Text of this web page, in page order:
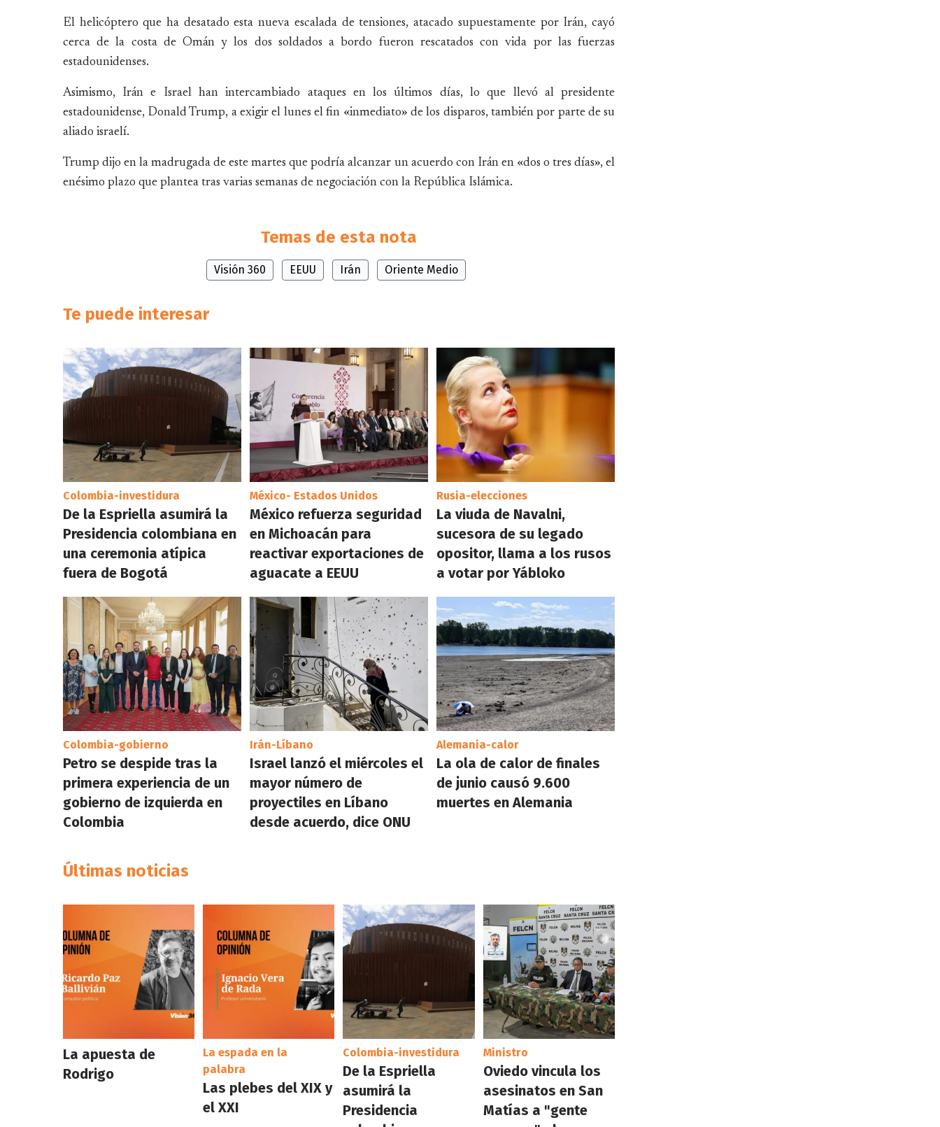
El helicóptero que ha desatado esta nueva escalada de tensiones, atacado supuestamente por Irán, cayó
cerca de la costa de Omán y los dos soldados a bordo fueron rescatados con vida por las fuerzas
estadounidenses.
Asimismo, Irán e Israel han intercambiado ataques en los últimos días, lo que llevó al presidente
estadounidense, Donald Trump, a exigir el lunes el fin «inmediato» de los disparos, también por parte de su
aliado israelí.
Trump dijo en la madrugada de este martes que podría alcanzar un acuerdo con Irán en «dos o tres días», el
enésimo plazo que plantea tras varias semanas de negociación con la República Islámica.
Temas de esta nota
Visión 360 EEUU Irán Oriente Medio
Te puede interesar
Colombia-investidura
De la Espriella asumirá la
Presidencia colombiana en
una ceremonia atípica
fuera de Bogotá
México- Estados Unidos
México refuerza seguridad
en Michoacán para
reactivar exportaciones de
aguacate a EEUU
Rusia-elecciones
La viuda de Navalni,
sucesora de su legado
opositor, llama a los rusos
a votar por Yábloko
Colombia-gobierno
Petro se despide tras la
primera experiencia de un
gobierno de izquierda en
Colombia
Irán-Líbano
Israel lanzó el miércoles el
mayor número de
proyectiles en Líbano
desde acuerdo, dice ONU
Alemania-calor
La ola de calor de finales
de junio causó 9.600
muertes en Alemania
Últimas noticias
La apuesta de
Rodrigo
La espada en la
palabra
Las plebes del XIX y
el XXI
Colombia-investidura
De la Espriella
asumirá la
Presidencia
Ministro
Oviedo vincula los
asesinatos en San
Matías a "gente